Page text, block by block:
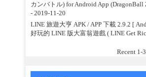
カンバトル) for Android App (DragonBall
- 2019-11-20
LINE 旅遊大亨 APK / APP 下載 2.9.2 [
好玩的 LINE 版大富翁遊戲 ( LINE Get
Recent 1-